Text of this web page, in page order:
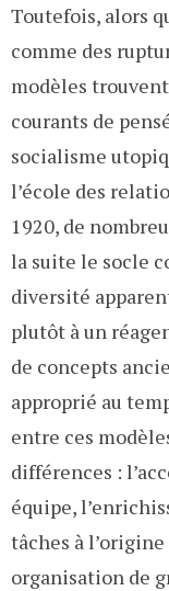
Toutefois, alors
comme des
modèles
courants de
socialisme
l’école des
1920, de
la suite le socle
diversité
plutôt à un
de concepts
approprié au
entre ces
différences :
équipe,
tâches à l’origine
organisation de